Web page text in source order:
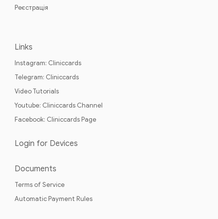
Реєстрація
Links
Instagram: Cliniccards
Telegram: Cliniccards
Video Tutorials
Youtube: Cliniccards Channel
Facebook: Cliniccards Page
Login for Devices
Documents
Terms of Service
Automatic Payment Rules